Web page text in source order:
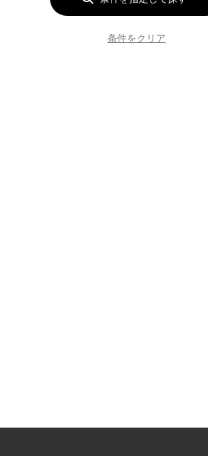
バスケットボール
ア
New Balance(ニューバラン
条件をクリア